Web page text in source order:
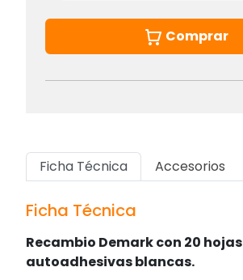
Comprar
Ficha Técnica Accesorios
Ficha Técnica
Recambio Demark con 20 hojas
autoadhesivas blancas.